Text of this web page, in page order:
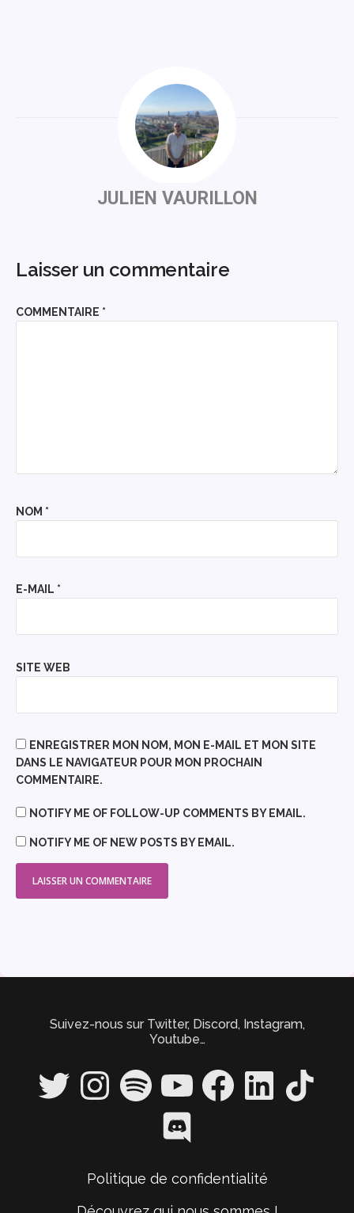
JULIEN VAURILLON
Laisser un commentaire
COMMENTAIRE *
NOM *
E-MAIL *
SITE WEB
ENREGISTRER MON NOM, MON E-MAIL ET MON SITE
DANS LE NAVIGATEUR POUR MON PROCHAIN
COMMENTAIRE.
NOTIFY ME OF FOLLOW-UP COMMENTS BY EMAIL.
NOTIFY ME OF NEW POSTS BY EMAIL.
Suivez-nous sur Twitter, Discord, Instagram,
Youtube…
Twitter InstagramSpotify YouTube FacebookLinkedIn TikTok
Discord
Politique de confidentialité